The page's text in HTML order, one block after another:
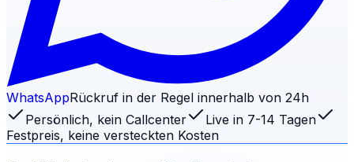
WhatsAppRückruf in der Regel innerhalb von 24h
Persönlich, kein Callcenter
Live in 7-14 Tagen
Festpreis, keine versteckten Kosten